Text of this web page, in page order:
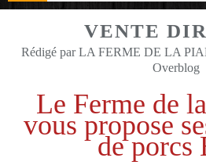
VENTE
Rédigé par LA FERME DE LA
Overblog
Le Ferme de
vous propose
de porcs